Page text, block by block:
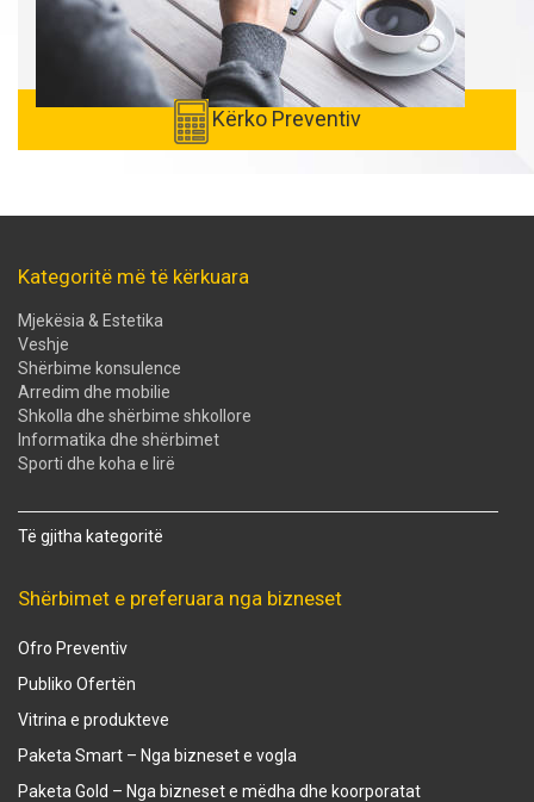
Kërko Preventiv
Kategoritë më të kërkuara
Mjekësia & Estetika
Veshje
Shërbime konsulence
Arredim dhe mobilie
Shkolla dhe shërbime shkollore
Informatika dhe shërbimet
Sporti dhe koha e lirë
Të gjitha kategoritë
Shërbimet e preferuara nga bizneset
Ofro Preventiv
Publiko Ofertën
Vitrina e produkteve
Paketa Smart – Nga bizneset e vogla
Paketa Gold – Nga bizneset e mëdha dhe koorporatat